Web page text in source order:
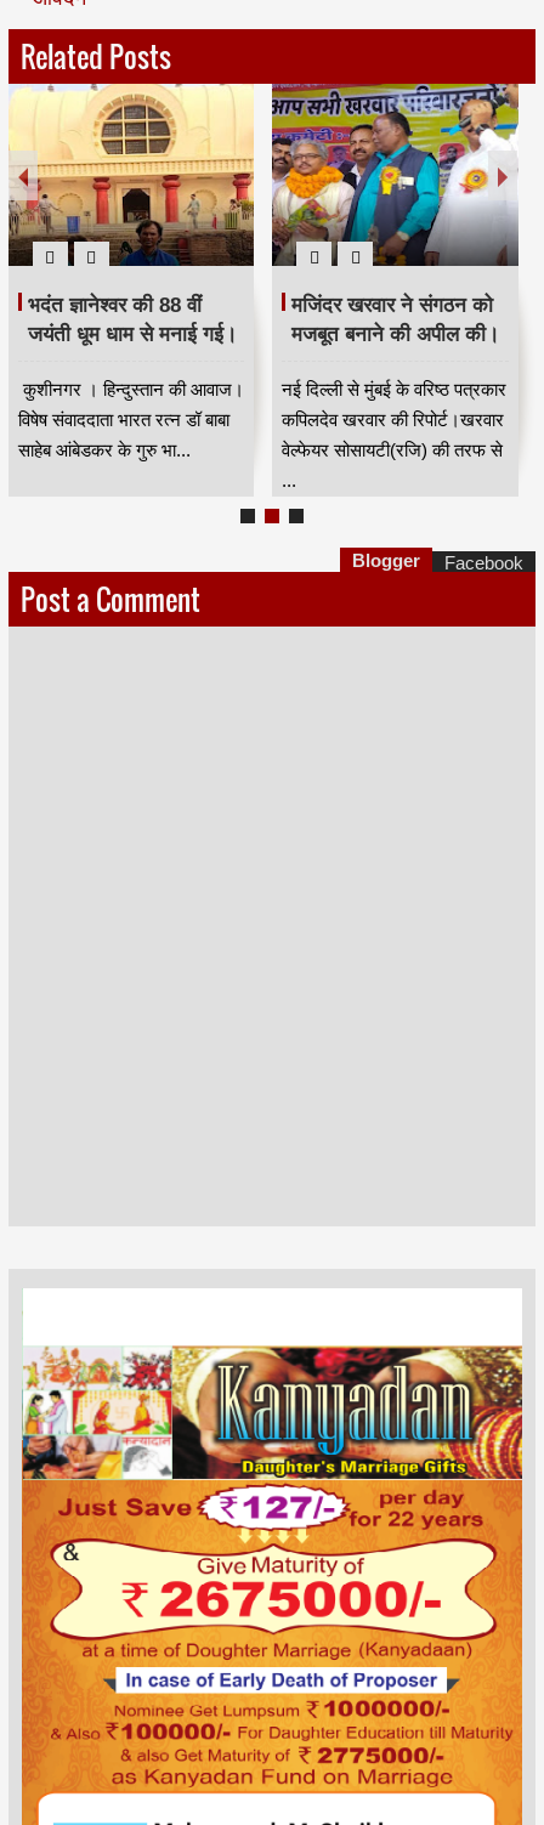
Related Posts
खरवारों की समस्या के लिए
मुख्यमंत्री से बात करुगां -
कुशीनगर । हिन्दुस्तान की आवाज़।
विशेष संवाददाता अखिल भारतीय
खरवार जनजाति कल्याण महासभा
शिविर में रक्तदानदाताओ ने
किया उत्साह से अपने रक्त का
अजमेर | हिन्दुस्तान की आवाज |
तरुण सिंह 100 यूनिट रक्त
एकत्रित कर मनाया सेवा
दिवस&n...
Post a Comment
Blogger Facebook